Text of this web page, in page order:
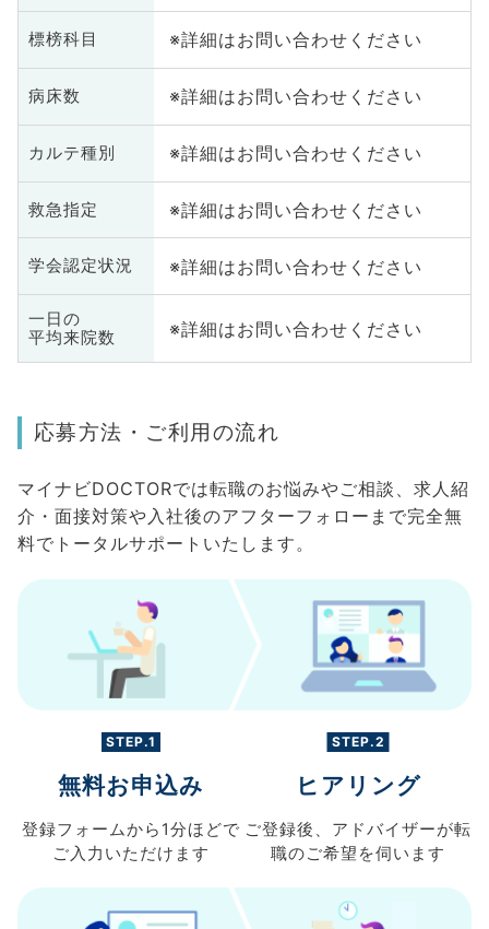
標榜科目 ※詳細はお問い合わせください
病床数 ※詳細はお問い合わせください
カルテ種別 ※詳細はお問い合わせください
救急指定 ※詳細はお問い合わせください
学会認定状況 ※詳細はお問い合わせください
一日の
平均来院数
※詳細はお問い合わせください
応募方法・ご利用の流れ
マイナビDOCTORでは転職のお悩みやご相談、求人紹
介・面接対策や入社後のアフターフォローまで完全無
料でトータルサポートいたします。
STEP.1
無料お申込み
登録フォームから 1分ほどで
ご入力 いただけます
STEP.2
ヒアリング
ご登録後、 アドバイザーが転
職のご希望を伺います